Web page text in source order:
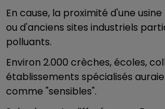
En cause, la proximité d'une
ou d'anciens sites industriels
polluants.
Environ 2.000 crèches, écoles,
établissements spécialisés
comme "sensibles".